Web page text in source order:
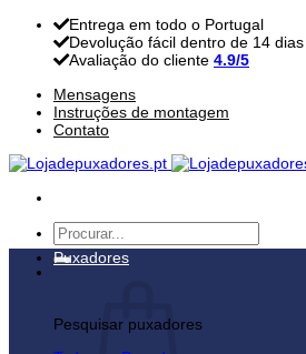
Skip
content
Entrega em todo o Portugal
Devolução fácil dentro de 14 dias
Avaliação do cliente 4.9/5
Mensagens
Instruções de montagem
Contato
Pesquisar
por:
Puxadores
Pesquisar puxadores